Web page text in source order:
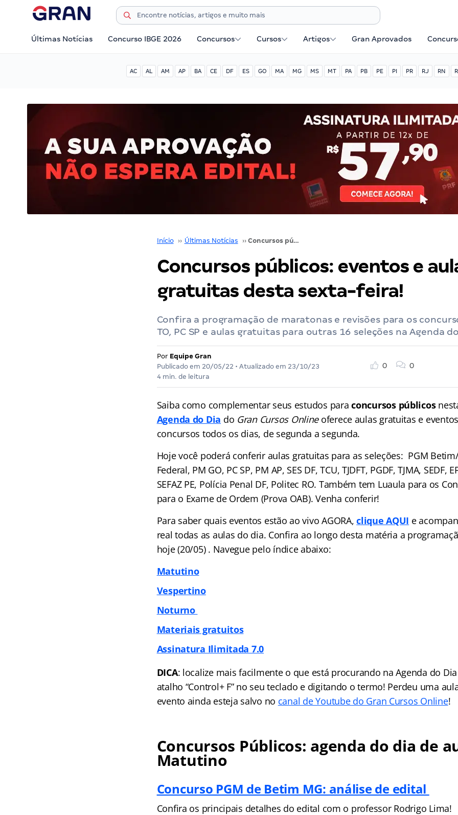
Últimas Notícias Concurso IBGE 2026 Concursos Cursos Artigos Gran Aprovados
AC AL AM AP BA CE DF ES GO MA MG MS MT PA PB PE PI PR RJ RN
Início ›› Últimas Notícias ›› Concursos públicos: eventos e aulas gratuitas desta sexta-feira!
Concursos públicos: eventos e
gratuitas desta sexta-feira!
Confira a programação de maratonas e revisões para os
TO, PC SP e aulas gratuitas para outras 16 seleções na Agenda
Por Equipe Gran
Publicado em 20/05/22 • Atualizado em 23/10/23
4 min. de leitura
0 0
Saiba como complementar seus estudos para concursos públicos
Agenda do Dia do Gran Cursos Online oferece aulas gratuitas e
concursos todos os dias, de segunda a segunda.
Hoje você poderá conferir aulas gratuitas para as seleções: PGM
Federal, PM GO, PC SP, PM AP, SES DF, TCU, TJDFT, PGDF, TJMA, SEDF,
SEFAZ PE, Polícia Penal DF, Politec RO. Também tem Luaula para os
para o Exame de Ordem (Prova OAB). Venha conferir!
Para saber quais eventos estão ao vivo AGORA,clique AQUI e
real todas as aulas do dia. Confira ao longo desta matéria a
hoje (20/05) . Navegue pelo índiceabaixo:
Matutino
Vespertino
Noturno
Materiais gratuitos
Assinatura Ilimitada 7.0
DICA: localize mais facilmente o que está procurando na Agenda do
atalho “Control+ F” no seu teclado e digitando o termo! Perdeu uma
evento ainda esteja salvo no canal de Youtube do Gran Cursos Online!
Concursos Públicos: agenda do dia de
Matutino
Concurso PGM de Betim MG: análise de edital
Confira os principais detalhes do edital com o professor Rodrigo Lima!